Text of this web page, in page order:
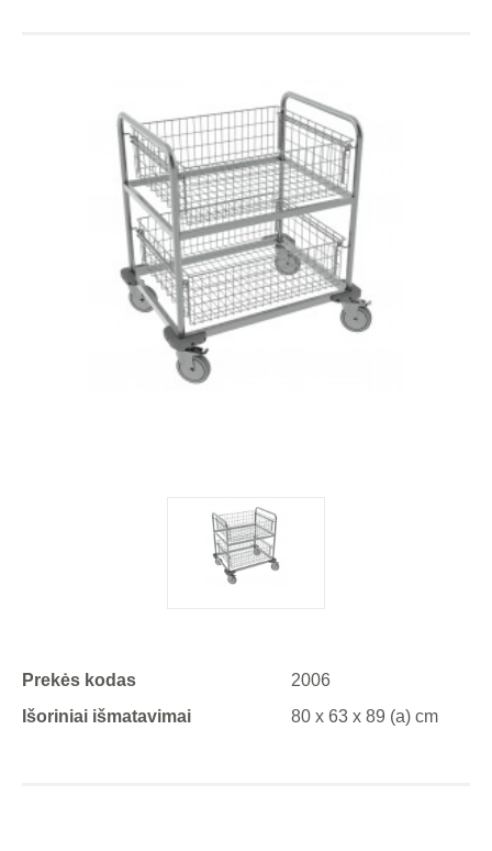
Prekės kodas
2006
Išoriniai išmatavimai
80 x 63 x 89 (a) cm